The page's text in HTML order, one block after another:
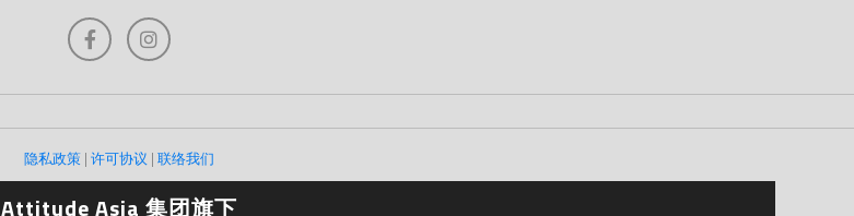
隐私政策 | 许可协议 | 联络我们
Attitude Asia 集团旗下